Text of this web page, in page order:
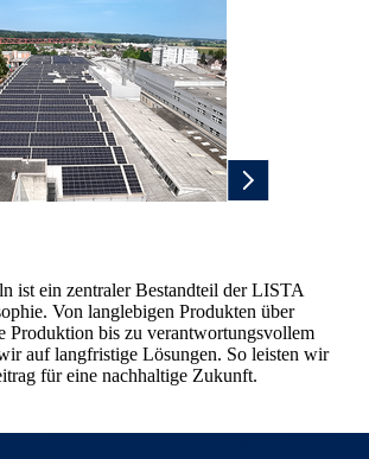
ist ein zentraler Bestandteil der LISTA
Von langlebigen Produkten über
Produktion bis zu verantwortungsvollem
auf langfristige Lösungen. So leisten wir
für eine nachhaltige Zukunft.